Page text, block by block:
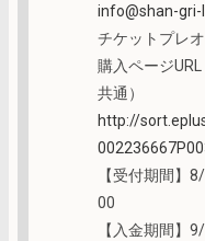
info@shan-gri-
チケットプレ
購入ページ
共通）
http://
【受付期間】
00
【入金期間】